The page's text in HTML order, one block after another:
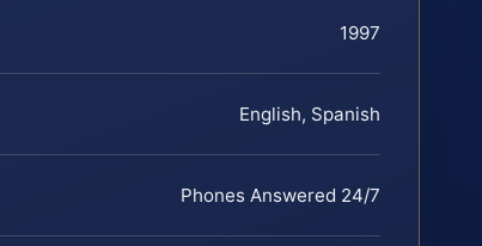
1997
English, Spanish
Phones Answered 24/7